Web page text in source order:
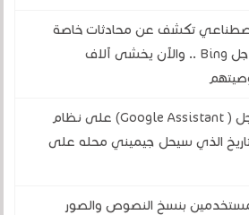
تكشف عن محادثات خاصة
على محركات البحث جوجل Bing .. والآن يخشى آلاف
وداعاً لمساعد جوجل ( Google Assistant) على نظام
الذي سيحل جيميني محله على
بنسخ النصوص والصور